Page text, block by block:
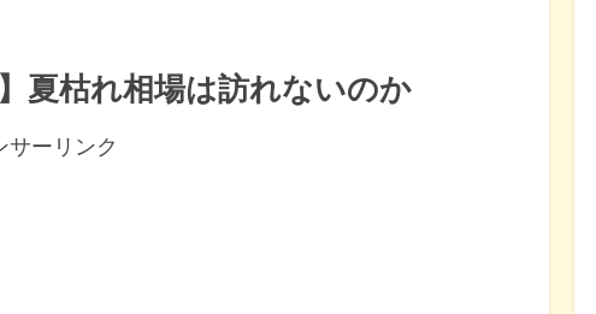
夏枯れ相場は訪れないのか
サーリンク